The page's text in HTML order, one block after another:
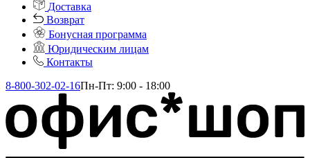
Доставка
Возврат
Бонусная программа
Юридическим лицам
Контакты
8-800-302-02-16Пн-Пт: 9:00 - 18:00